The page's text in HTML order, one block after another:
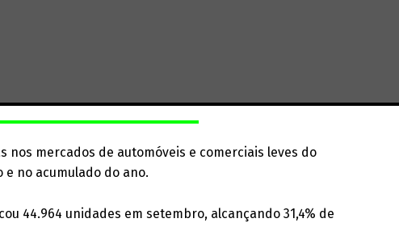
nos mercados de automóveis e comerciais leves do
no acumulado do ano.
44.964 unidades em setembro, alcançando 31,4% de